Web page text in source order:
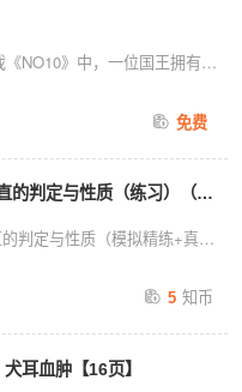
人们不得不重新规划行程，寻
由于长期在野
适。此外，海洋中的危险和海
会采取各种措施，如制定旅游
等单词。这些
的含义，如“goldengldnadj”代
爱；“adventuredventrn”表示
物；“centsentn”表示分币；
业典礼等。
他以无形的王冠“crown”为我
受他为我挑选的食物（mutton羊
的恶性情绪。这里的一切规则
“sarcastic”和“subtle”的方式压
，如带我游泳、穿过海
让我身心俱疲。他最终揭露了我
并踏上离开这座岛屿的旅程，逃
免费
的判定与性质（练习）（学
判定与性质（模拟精练+真题
线，则“”的充分不必要条件是
与平行B．内的任何直线都与
湖北武汉·华中师大一附中校
5 知币
耳血肿【16页】